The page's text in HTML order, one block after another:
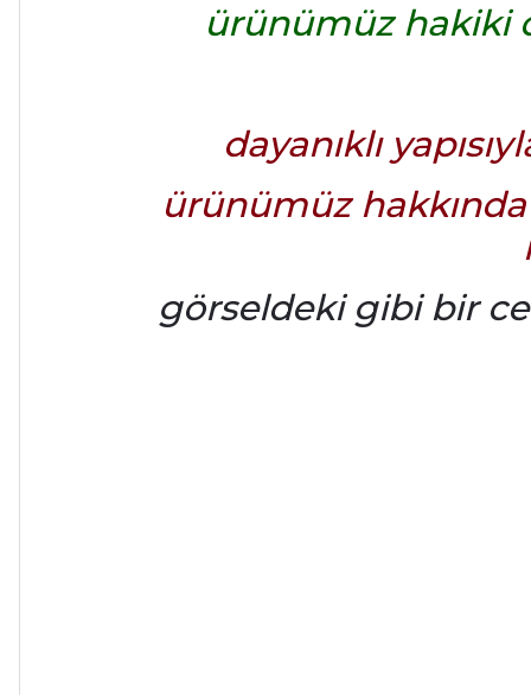
ürünümüz hakiki
dayanıklı
ürünümüz
görseldeki gibi bir